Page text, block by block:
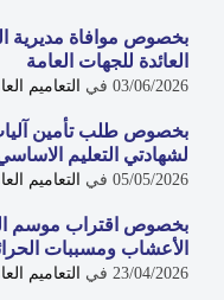
بخصوص موافاة مديرية
العائدة للجهات العامة
03/06/2026 في التعاميم
بخصوص طلب تأمين آليات
لشهادتي التعليم
05/05/2026 في التعاميم
بخصوص اقتراب موسم
الأعشاب ومسببات
23/04/2026 في التعاميم